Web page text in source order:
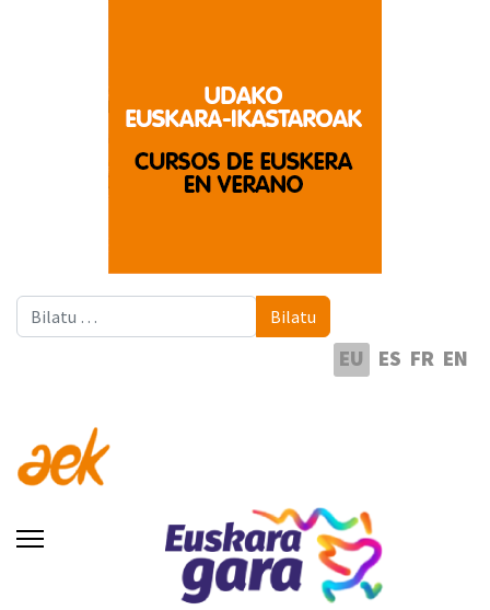
Bilatu Bilatu
EU ES FR EN